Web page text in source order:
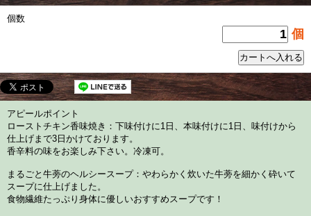
個数
個
アピールポイント
ローストチキン香味焼き：下味付けに1日、本味付けに1日、味付けから
仕上げまで3日かけております。
香辛料の味をお楽しみ下さい。冷凍可。
まるごと牛蒡のヘルシースープ：やわらかく炊いた牛蒡を細かく砕いて
スープに仕上げました。
食物繊維たっぷり身体に優しいおすすめスープです！